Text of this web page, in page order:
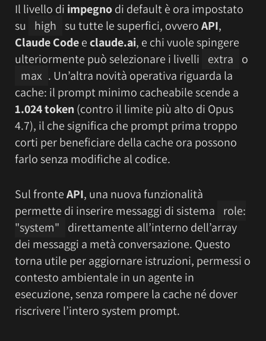
Il livello di impegnodi default è ora impostato
su
high su tutte le superfici, ovveroAPI,
Claude Codeeclaude.ai, e chi vuole spingere
ulteriormente può selezionare i livelli
extra
o
max . Un’altra novità operativa riguarda la
cache: il prompt minimo cacheabile scende a
1.024 token(contro il limite più alto di Opus
4.7), il che significa che prompt prima troppo
corti per beneficiare della cache ora possono
farlo senza modifiche al codice.
Sul fronteAPI, una nuova funzionalità
permette di inserire messaggi di sistema
role:
"system"
direttamente all’interno dell’array
dei messaggi a metà conversazione. Questo
torna utile per aggiornare istruzioni, permessi o
contesto ambientale in un agente in
esecuzione, senza rompere la cache né dover
riscrivere l’intero system prompt.